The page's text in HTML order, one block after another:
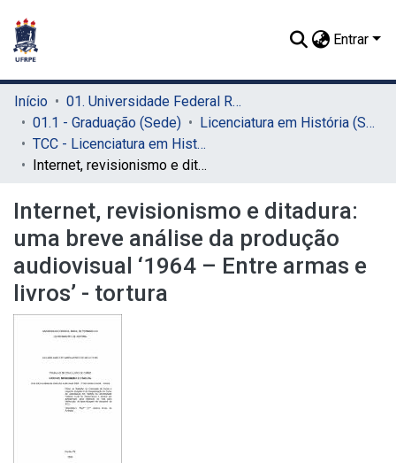
Entrar
Início
01. Universidade Federal Rural de Pernambuco - UFRPE (Sede)
01.1 - Graduação (Sede)
Licenciatura em História (Sede)
TCC - Licenciatura em História (Sede)
Internet, revisionismo e ditadura: uma breve análise da produção audiovisual ‘1964 – Entre armas e livros’ - tortura
Internet, revisionismo e ditadura:
uma breve análise da produção
audiovisual ‘1964 – Entre armas e
livros’ - tortura